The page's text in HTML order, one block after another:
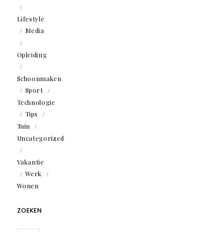
Lifestyle
Media
Opleiding
Schoonmaken
Sport
Technologie
Tips
Tuin
Uncategorized
Vakantie
Werk
Wonen
ZOEKEN